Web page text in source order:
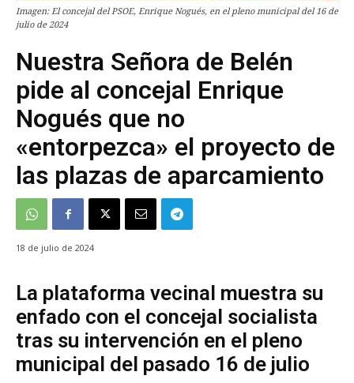
Imagen: El concejal del PSOE, Enrique Nogués, en el pleno municipal del 16 de
julio de 2024
Nuestra Señora de Belén
pide al concejal Enrique
Nogués que no
«entorpezca» el proyecto de
las plazas de aparcamiento
18 de julio de 2024
La plataforma vecinal muestra su
enfado con el concejal socialista
tras su intervención en el pleno
municipal del pasado 16 de julio